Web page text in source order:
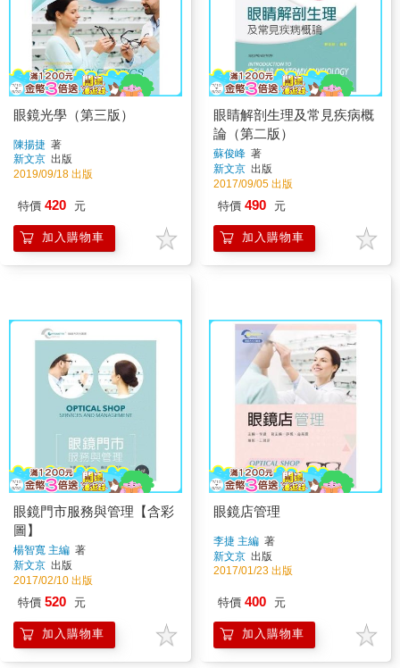
眼鏡光學（第三版）
陳揚捷 著
新文京 出版
2019/09/18 出版
特價 420 元
加入購物車
眼睛解剖生理及常見疾病概
論（第二版）
蘇俊峰 著
新文京 出版
2017/09/05 出版
特價 490 元
加入購物車
眼鏡門市服務與管理【含彩
圖】
楊智寬 主編 著
新文京 出版
2017/02/10 出版
特價 520 元
加入購物車
眼鏡店管理
李捷 主編 著
新文京 出版
2017/01/23 出版
特價 400 元
加入購物車